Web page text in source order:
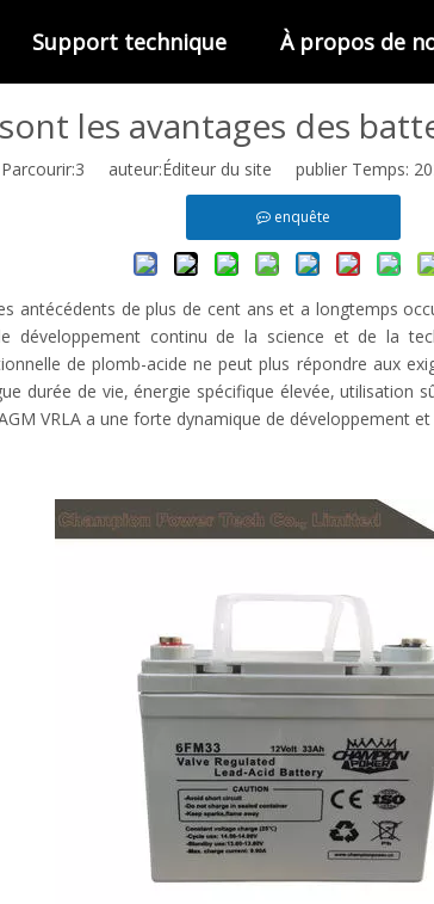
Support technique À propos de
les avantages des
3 auteur:Éditeur du site publier Temps:
enquête
antécédents de plus de cent ans et a longtemps
développement continu de la science et de la
de plomb-acide ne peut plus répondre aux
durée de vie, énergie spécifique élevée, utilisation
VRLA a une forte dynamique de développement